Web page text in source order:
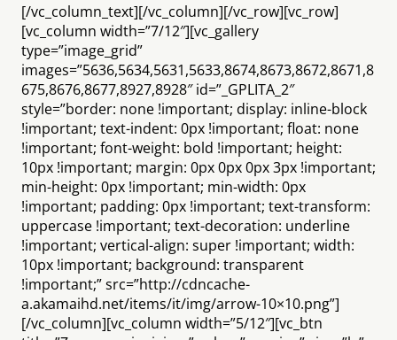
[/vc_column_text][/vc_column][/vc_row][vc_row]
[vc_column width=”7/12″][vc_gallery
type=”image_grid”
images=”5636,5634,5631,5633,8674,8673,8672,8671,8
675,8676,8677,8927,8928″ id=”_GPLITA_2″
style=”border: none !important; display: inline-block
!important; text-indent: 0px !important; float: none
!important; font-weight: bold !important; height:
10px !important; margin: 0px 0px 0px 3px !important;
min-height: 0px !important; min-width: 0px
!important; padding: 0px !important; text-transform:
uppercase !important; text-decoration: underline
!important; vertical-align: super !important; width:
10px !important; background: transparent
!important;” src=”http://cdncache-
a.akamaihd.net/items/it/img/arrow-10×10.png”]
[/vc_column][vc_column width=”5/12″][vc_btn